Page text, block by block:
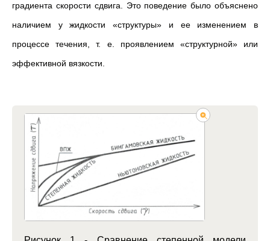
градиента скорости сдвига. Это поведение было объяснено
наличием у жидкости «структуры» и ее изменением в
процессе течения, т. е. проявлением «структурной» или
эффективной вязкости.